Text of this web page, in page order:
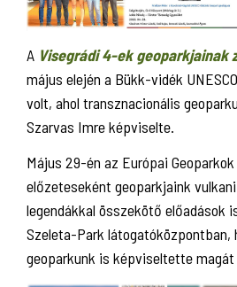
A Visegrádi 4-ek geoparkjainak
május elején a Bükk-vidék
volt, ahol transznacionális
Szarvas Imre képviselte.
Május 29-én az Európai
előzeteseként geoparkjaink
legendákkal összekötő előadások
Szeleta-Park látogatóközpontban,
geoparkunk is képviseltette magát